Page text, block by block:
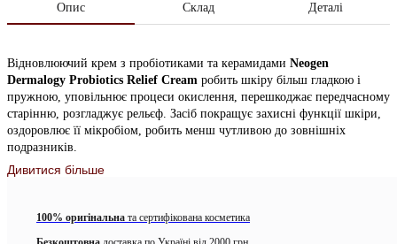
Опис Склад Деталі
Відновлюючий крем з пробіотиками та керамидами Neogen
Dermalogy Probiotics Relief Cream робить шкіру більш гладкою і
пружною, уповільнює процеси окислення, перешкоджає передчасному
старінню, розгладжує рельєф. Засіб покращує захисні функції шкіри,
оздоровлює її мікробіом, робить менш чутливою до зовнішніх
подразників.
Крем глибоко живить, зміцнює волокна епідермісу, заповнює
загоєння. Покращує колір обличчя, делікатно освітлює і вирівнює тон,
усуває тьмяність і почервоніння, повертає шкірі природне сяйво.
Дивитися більше
100% оригінальна та сертифікована косметика